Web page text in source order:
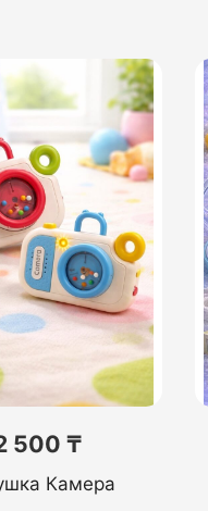
500 ₸
Камера